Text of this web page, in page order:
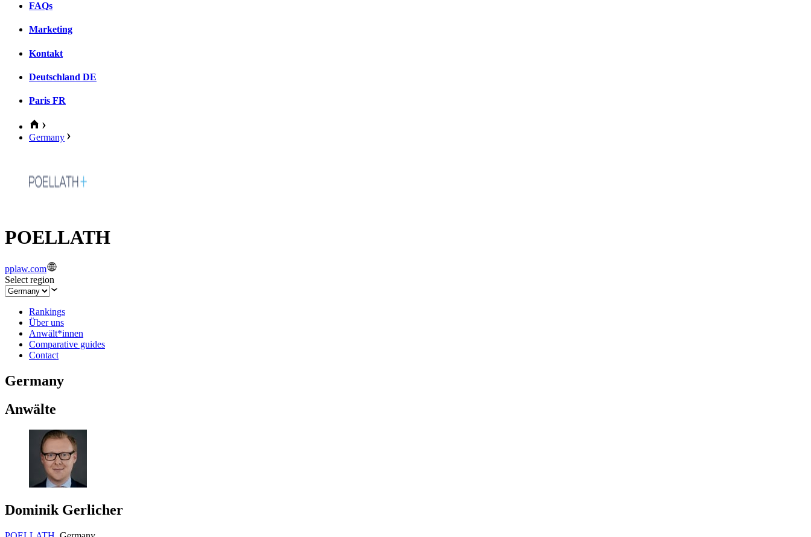
FAQs
Marketing
Kontakt
Deutschland DE
Paris FR
Germany
POELLATH
pplaw.com
Select region
Rankings
Über uns
Anwält*innen
Comparative guides
Contact
Germany
Anwälte
Dominik Gerlicher